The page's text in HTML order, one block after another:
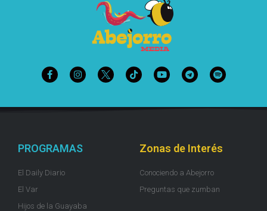
PROGRAMAS
El Daily Diario
El Var
Hijos de la Guayaba
Zonas de Interés
Conociendo a Abejorro
Preguntas que zumban